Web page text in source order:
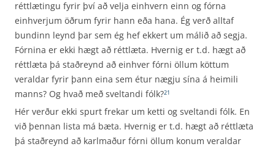
réttlætingu fyrir því að velja einhvern einn og fórna
einhverjum öðrum fyrir hann eða hana. Ég verð alltaf
bundinn leynd þar sem ég hef ekkert um málið að segja.
Fórnina er ekki hægt að réttlæta. Hvernig er t.d. hægt að
réttlæta þá staðreynd að einhver fórni öllum köttum
veraldar fyrir þann eina sem étur nægju sína á heimili
manns? Og hvað með sveltandi fólk?21
Hér verður ekki spurt frekar um ketti og sveltandi fólk. En
við þennan lista má bæta. Hvernig er t.d. hægt að réttlæta
þá staðreynd að karlmaður fórni öllum konum veraldar